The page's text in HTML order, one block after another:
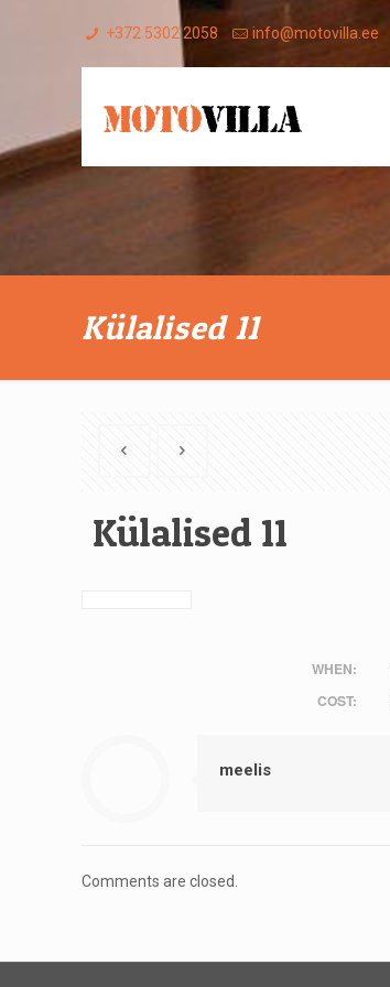
+372 5302 2058 info@motovilla.ee
Külalised 11
Külalised 11
WHEN:
COST:
meelis
Comments are closed.